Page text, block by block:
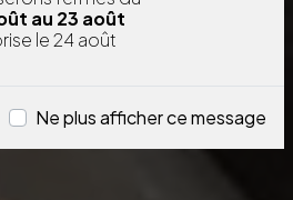
au 23 août
le 24 août
Ne plus afficher ce message